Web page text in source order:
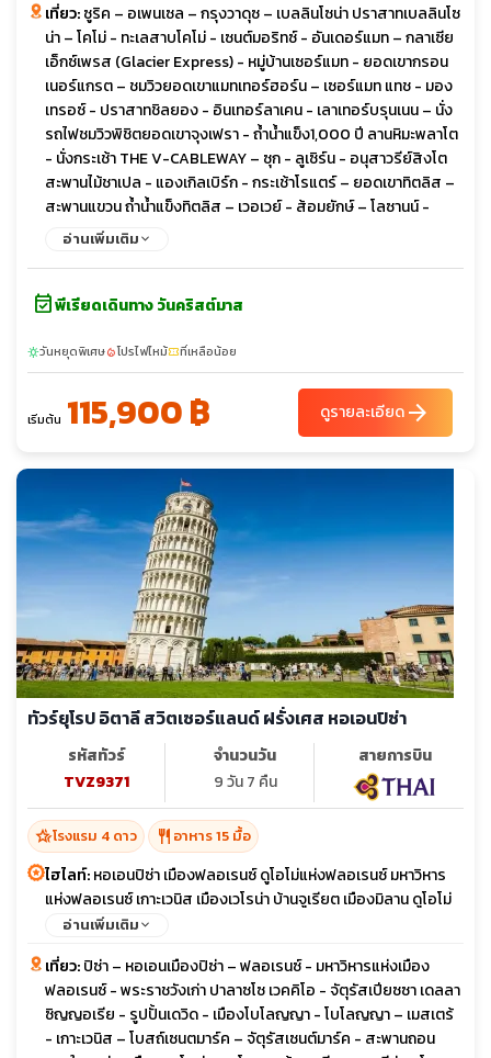
เที่ยว:ซูริค – อเพนเซล – กรุงวาดุซ – เบลลินโซน่า ปราสาทเบลลินโซ
น่า – โคโม่ - ทะเลสาบโคโม่ - เซนต์มอริทซ์ - อันเดอร์แมท – กลาเซีย
เอ็กซ์เพรส (Glacier Express) - หมู่บ้านเซอร์แมท - ยอดเขากรอน
เนอร์แกรต – ชมวิวยอดเขาแมทเทอร์ฮอร์น – เซอร์แมท แทช - มอง
เทรอซ์ - ปราสาทชิลยอง - อินเทอร์ลาเคน - เลาเทอร์บรุนเนน – นั่ง
รถไฟชมวิวพิชิตยอดเขาจุงเฟรา - ถ้ำน้ำแข็ง1,000 ปี ลานหิมะพลาโต
- นั่งกระเช้า THE V-CABLEWAY – ซุก - ลูเซิร์น - อนุสาวรีย์สิงโต
สะพานไม้ชาเปล - แองเกิลเบิร์ก - กระเช้าโรแตร์ – ยอดเขาทิตลิส –
สะพานแขวน ถ้ำน้ำแข็งทิตลิส – เวอเวย์ - ส้อมยักษ์ – โลซานน์ -
ศาลาไทยเฉลิมพระเกียรติ พิพิธภัณฑ์โอลิมปิก - เจนีวา - อนุสาวรีย์
อ่านเพิ่มเติม
event_availableพีเรียดเดินทาง วันคริสต์มาส
sunnyวันหยุดพิเศษlocal_fire_departmentโปรไฟไหม้confirmation_numberที่เหลือน้อย
เริ่มต้น 115,900 ฿ ดูรายละเอียดarrow_forward
ทัวร์ยุโรป อิตาลี สวิตเซอร์แลนด์ ฝรั่งเศส หอเอนปิซ่า
รหัสทัวร์
TVZ9371
จำนวนวัน
9 วัน 7 คืน
สายการบิน
hotel_classโรงแรม 4 ดาว restaurant อาหาร 15 มื้อ
ไฮไลท์:หอเอนปิซ่า เมืองฟลอเรนซ์ ดูโอโม่แห่งฟลอเรนซ์ มหาวิหาร
แห่งฟลอเรนซ์ เกาะเวนิส เมืองเวโรน่า บ้านจูเรียต เมืองมิลาน ดูโอโม่
ดิ มิลาโน มหาวิหารแห่งเมืองมิลาน ช้อปปิ้งสินค้าแบรนด์เนม FOX
ลูเซิร์น ยอดเขาจุงเฟรา (Jungfrau) นั่ง กระเช้า Eiger Express มหาวิ
หารสตราสบูร์ก เมืองสตราสบูร์ก กรุงปารีสด้วยรถไฟความเร็วสูง
TGV พิพิธภัณฑ์ลูฟร์ ภาพโมนาลิซ่า ล่องเรือแม่น้ำแซนน์ หอไอเฟล
พระราชวังแวร์ซายย์ ประตูชัย ช้อปปิ้งสินค้าแบรนด์เนมไฮเอนด์ยัง
อ่านเพิ่มเติม
เที่ยว:ปิซ่า – หอเอนเมืองปิซ่า – ฟลอเรนซ์ - มหาวิหารแห่งเมือง
ฟลอเรนซ์ - พระราชวังเก่า ปาลาซโซ เวคคิโอ - จัตุรัสเปียซซา เดลลา
ซิญญอเรีย - รูปปั้นเดวิด - เมืองโบโลญญา - โบโลญญา – เมสเตร้
- เกาะเวนิส – โบสถ์เซนตมาร์ค – จัตุรัสเซนต์มาร์ค - สะพานถอน